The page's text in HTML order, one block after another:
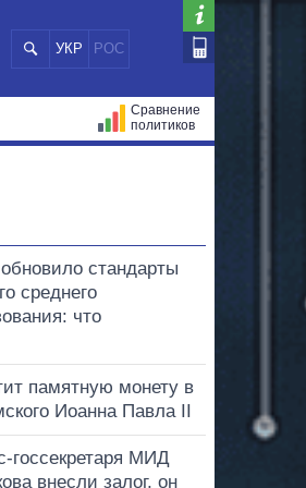
УКР РОС
Сравнение
политиков
стандарты
среднего
что
памятную монету в
Иоанна Павла II
госсекретаря МИД
внесли залог, он